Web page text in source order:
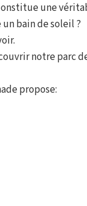
une
bain de soleil ?
notre parc
propose: